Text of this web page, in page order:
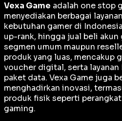
Vexa Game adalah one stop
menyediakan berbagai
kebutuhan gamer di
up-rank, hingga jual beli akun
segmen umum maupun
produk yang luas, mencakup
voucher digital, serta layanan
paket data. Vexa Game juga
menghadirkan inovasi,
produk fisik seperti
gaming.